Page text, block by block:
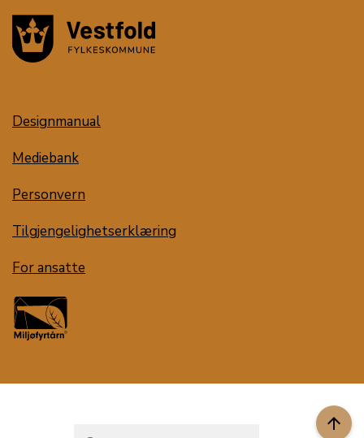
arrow_upward
Designmanual
Mediebank
Personvern
Tilgjengelighetserklæring
For ansatte